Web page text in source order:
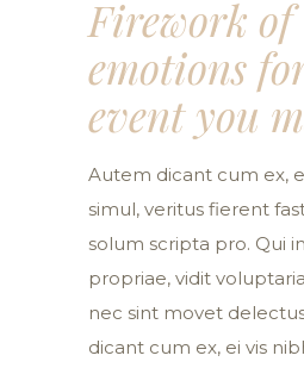
Firework of
emotions
event you
Autem dicant cum ex,
simul, veritus fierent
solum scripta pro. Qui
propriae, vidit
nec sint movet
dicant cum ex, ei vis